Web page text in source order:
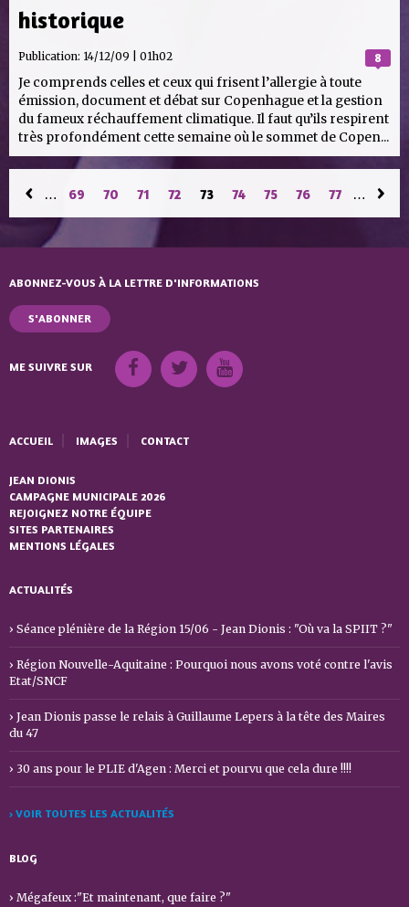
historique
8
Publication: 14/12/09 | 01h02
Je comprends celles et ceux qui frisent l’allergie à toute
émission, document et débat sur Copenhague et la gestion
du fameux réchauffement climatique. Il faut qu’ils respirent
très profondément cette semaine où le sommet de Copen...
‹ … 69 70 71 72 73 74 75 76 77 … ›
ABONNEZ-VOUS À LA LETTRE D'INFORMATIONS
S'ABONNER
ME SUIVRE SUR
ACCUEIL IMAGES CONTACT
JEAN DIONIS
CAMPAGNE MUNICIPALE 2026
REJOIGNEZ NOTRE ÉQUIPE
SITES PARTENAIRES
MENTIONS LÉGALES
ACTUALITÉS
Séance plénière de la Région 15/06 - Jean Dionis : "Où va la SPIIT ?"
Région Nouvelle-Aquitaine : Pourquoi nous avons voté contre l'avis
Etat/SNCF
Jean Dionis passe le relais à Guillaume Lepers à la tête des Maires
du 47
30 ans pour le PLIE d'Agen : Merci et pourvu que cela dure !!!!
› VOIR TOUTES LES ACTUALITÉS
BLOG
Mégafeux :"Et maintenant, que faire ?"